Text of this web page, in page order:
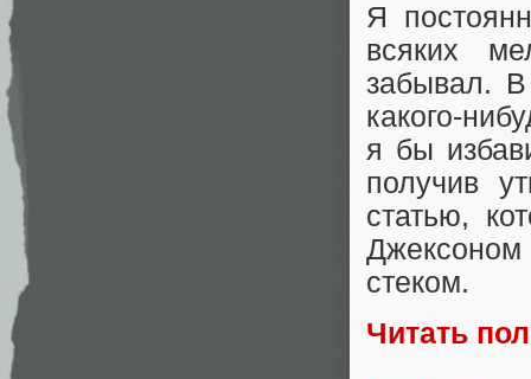
Я
всяких
забывал.
какого-
я бы
получив
статью,
стеком.
Читать